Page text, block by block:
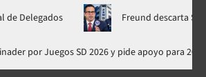
Freund descarta Secretaría de
felicita a Abinader por Juegos SD 2026 y pide